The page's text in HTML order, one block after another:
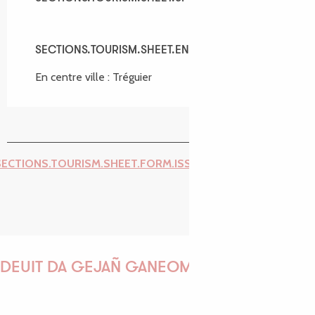
SECTIONS.TOURISM.SHEET.ENVIRONMENT
SECTIONS.TOURISM.SHEET.ENVIRONMENT
En centre ville : Tréguier
DEUIT DA GEJAÑ GANEOMP !